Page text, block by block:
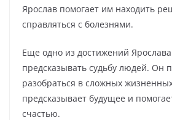
Ярослав помогает им находить
справляться с болезнями.
Еще одно из достижений Ярослава
предсказывать судьбу людей. Он
разобраться в сложных
предсказывает будущее и
счастью.